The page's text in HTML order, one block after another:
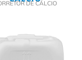
DE CÁLCIO